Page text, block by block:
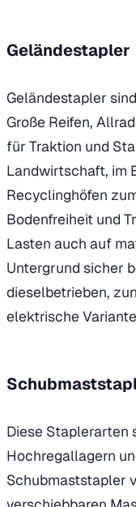
Geländestapler
Geländestapler
Große Reifen,
für Traktion und
Landwirtschaft, im
Recyclinghöfen
Bodenfreiheit und
Lasten auch auf
Untergrund sicher
dieselbetrieben,
elektrische
Diese Staplerarten
Hochregallagern
Schubmaststapler